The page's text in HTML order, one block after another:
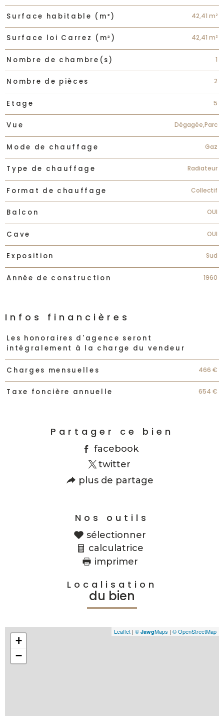
Surface habitable (m²) 42,41 m²
Surface loi Carrez (m²) 42,41 m²
Nombre de chambre(s) 1
Nombre de pièces 2
Etage 5
Vue Dégagée,Parc
Mode de chauffage Gaz
Type de chauffage Radiateur
Format de chauffage Collectif
Balcon OUI
Cave OUI
Exposition Sud
Année de construction 1960
Infos financières
Caractéristiques Valeurs
Les honoraires d'agence seront
intégralement à la charge du vendeur
Charges mensuelles 466 €
Taxe foncière annuelle 654 €
Partager ce bien
facebook
twitter
plus de partage
Nos outils
sélectionner
calculatrice
imprimer
Localisation
du bien
+
−
Leaflet | © JawgMaps | © OpenStreetMap